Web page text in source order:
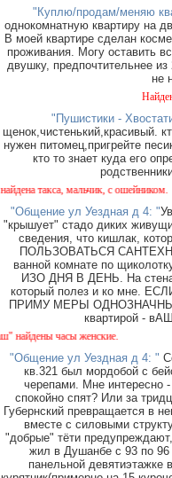
"Куплю/продам/меняю
однокомнатную квартиру на
В моей квартире сделан
проживания. Могу оставить
двушку, предпочтительнее
не
"Пушистики -
щенок,чистенький,красивый.
нужен питомец,пригрейте
кто то знает куда его
такса, мальчик, с ошейником.
"Общение ул Уездная д 4: "
"крышует" стадо диких
сведения, что кишлак,
ПОЛЬЗОВАТЬСЯ
ванной комнате по
ИЗО ДНЯ В ДЕНЬ. На стенах
который полез и ко мне.
ПРИМУ МЕРЫ ОДНОЗНАЧНЫЕ.
квартирой -
часы женские.
"Общение ул Уездная д 4: "
кв.321 был мордобой с
черепами. Мне интересно
спокойно спят? Или за
Губернский превращается в
вместе с силовыми
"добрые" тёти
жил в Душанбе с 93 по 96
панельной девятиэтажке